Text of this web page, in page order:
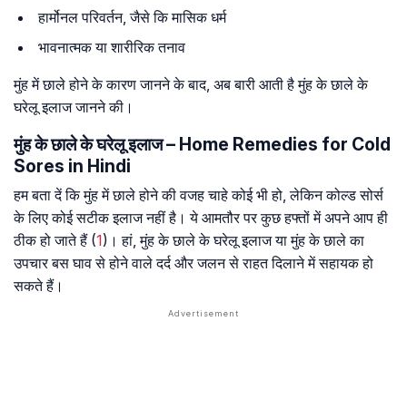
हार्मोनल परिवर्तन, जैसे कि मासिक धर्म
भावनात्मक या शारीरिक तनाव
मुंह में छाले होने के कारण जानने के बाद, अब बारी आती है मुंह के छाले के
घरेलू इलाज जानने की।
मुंह के छाले के घरेलू इलाज – Home Remedies for Cold
Sores in Hindi
हम बता दें कि मुंह में छाले होने की वजह चाहे कोई भी हो, लेकिन कोल्ड सोर्स
के लिए कोई सटीक इलाज नहीं है। ये आमतौर पर कुछ हफ्तों में अपने आप ही
ठीक हो जाते हैं (1)। हां, मुंह के छाले के घरेलू इलाज या मुंह के छाले का
उपचार बस घाव से होने वाले दर्द और जलन से राहत दिलाने में सहायक हो
सकते हैं।